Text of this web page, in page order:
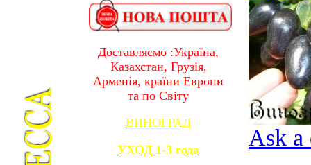
Доставляємо :Україна,
Казахстан, Грузія,
Арменія, країни Европи
та по Світу
ВИНОГРАД
УХОД 1-3 года
Ask a